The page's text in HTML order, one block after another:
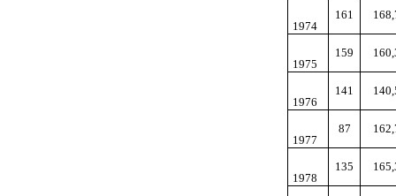
1974
161
1975
159
1976
141
1977
87
1978
135